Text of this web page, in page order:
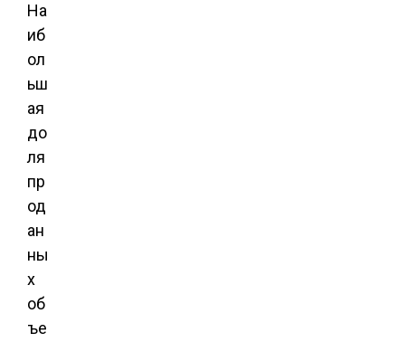
На
иб
ол
ьш
ая
до
ля
пр
од
ан
ны
х
об
ъе